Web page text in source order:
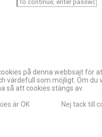
på denna webbsajt för
värdefull som möjligt. Om du
så att cookies stängs av.
är OK
Nej tack till